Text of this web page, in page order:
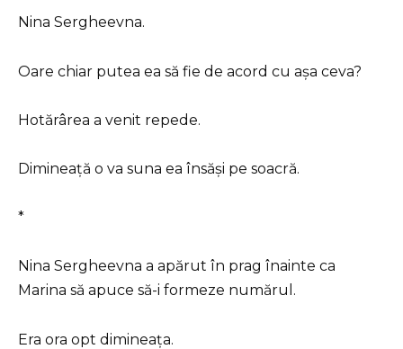
Nina Sergheevna.
Oare chiar putea ea să fie de acord cu așa ceva?
Hotărârea a venit repede.
Dimineață o va suna ea însăși pe soacră.
*
Nina Sergheevna a apărut în prag înainte ca
Marina să apuce să-i formeze numărul.
Era ora opt dimineața.